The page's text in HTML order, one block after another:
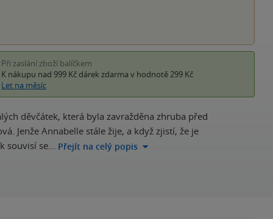
Při zaslání zboží balíčkem
K nákupu nad 999 Kč dárek zdarma v hodnotě 299 Kč
Let na měsíc
děvčátek, která byla zavražděna zhruba před
Jenže Annabelle stále žije, a když zjistí, že je
souvisí se… Přejít na celý popis